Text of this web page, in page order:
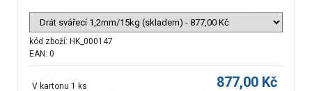
kód zboží: HK_000147
EAN: 0
V kartonu 1 ks
877,00 Kč